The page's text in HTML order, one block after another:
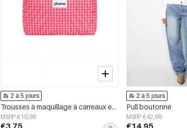
2 à 5 jours
Trousses à maquillage à carreaux en polyester décontracté, accessoires du quotidien
MSRP €10,99
€3,75
2 à 5 jours
Pull boutonné
MSRP €42,99
€14,95